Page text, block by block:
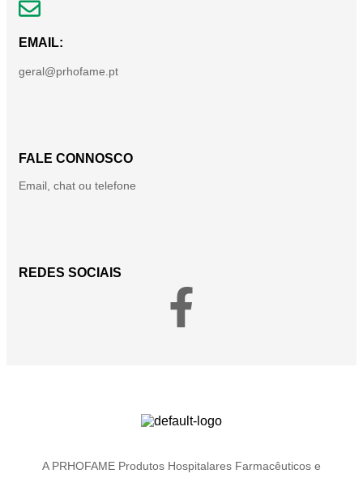
EMAIL:
geral@prhofame.pt
FALE CONNOSCO
Email, chat ou telefone
REDES SOCIAIS
A PRHOFAME Produtos Hospitalares Farmacêuticos e